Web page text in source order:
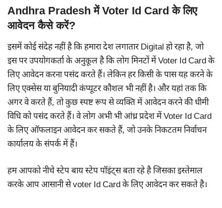
Andhra Pradesh में Voter Id Card के लिए
आवेदन कैसे करें?
इसमें कोई संदेह नहीं है कि हमारा देश लगातार Digital हो रहा है, जो
इस पर उपयोगकर्ता के अनुकूल है कि लोग मिनटों में Voter Id Card के
लिए आवेदन करना पसंद करते हैं। लेकिन हर किसी के पास यह करने के
लिए एक्सेस या बुनियादी कंप्यूटर कौशल भी नहीं है। और यहां तक ​​कि
अगर वे करते हैं, तो कुछ स्पष्ट रूप से व्यक्ति में आवेदन करने की धीमी
विधि को पसंद करते हैं। वे लोग अभी भी आंध्र प्रदेश में Voter Id Card
के लिए ऑफलाइन आवेदन कर सकते हैं, जो उनके निकटतम निर्वाचन
कार्यालय के संपर्क में हैं।
हम आपको नीचे स्टेप बाय स्टेप पॉइंट्स बता रहे है जिसका इस्तेमाल
करके आप आसानी से voter Id Card के लिए आवेदन कर सकते है।